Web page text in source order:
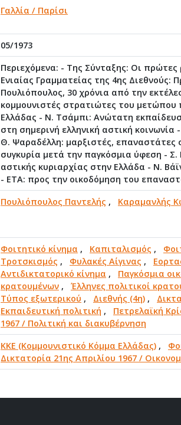
Γαλλία / Παρίσι
05/1973
Περιεχόμενα: - Της Σύνταξης: Οι
Ενιαίας Γραμματείας της 4ης Διεθνούς:
Πουλιόπουλος, 30 χρόνια από την
κομμουνιστές στρατιώτες του μετώπου
Ελλάδας - Ν. Τσάμπι: Ανώτατη
στη σημερινή ελληνική αστική
Θ. Ψαραδέλλη: μαρξιστές, επαναστάτες
συγκυρία μετά την παγκόσμια ύφεση -
αστικής κυριαρχίας στην Ελλάδα - Ν.
- ΕΤΑ: προς την οικοδόμηση του
Πουλιόπουλος Παντελής , Καραμανλής
Φοιτητικό κίνημα , Καπιταλισμός ,
Τροτσκισμός , Φυλακές Αίγινας ,
Αντιδικτατορικό κίνημα , Παγκόσμια
κρατουμένων , Έλληνες πολιτικοί
Τύπος εξωτερικού , Διεθνής (4η) ,
Εκπαιδευτική πολιτική , Πετρελαϊκή
1967 / Πολιτική και διακυβέρνηση
ΚΚΕ (Κομμουνιστικό Κόμμα Ελλάδας) ,
Δικτατορία 21ης Απριλίου 1967 /